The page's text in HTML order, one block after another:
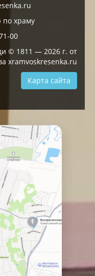
по храму
00
© 1811 — 2026 г. от
xramvoskresenka.ru
Карта сайта